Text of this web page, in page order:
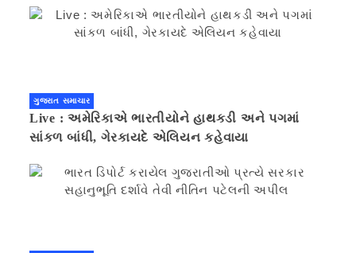
ગુજરાત સમાચાર
Live : અમેરિકાએ ભારતીયોને હાથકડી અને પગમાં
સાંકળ બાંધી, ગેરકાયદે એલિયન કહેવાયા